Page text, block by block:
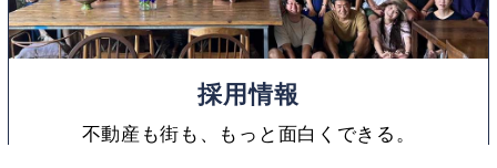
採用情報
不動産も街も、もっと面白くできる。